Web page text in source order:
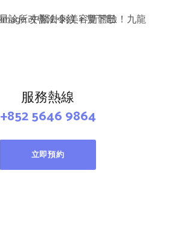
服務熱線
+852 5646 9864
立即預約